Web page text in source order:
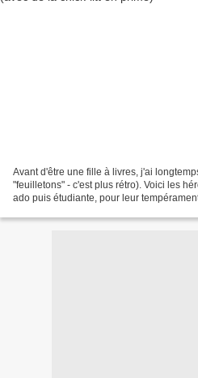
Avant d'être une fille à livres, j'ai
"feuilletons" - c'est plus rétro). Voici les
ado puis étudiante, pour leur